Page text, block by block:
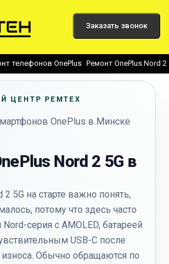
Заказать звонок
телефонов OnePlus Ремонт OnePlus Nord 2
ЦЕНТР РЕМТЕХ
OnePlus в Минске
Nord 2 5G в
5G на старте важно понять,
потому что здесь часто
серия с AMOLED, батареей
USB-C после
Обычно обращаются по